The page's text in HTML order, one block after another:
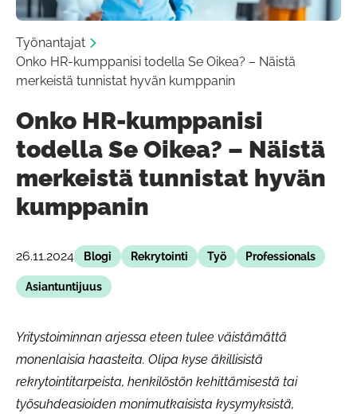
Työnantajat
Onko HR-kumppanisi todella Se Oikea? – Näistä
merkeistä tunnistat hyvän kumppanin
Onko HR-kumppanisi
todella Se Oikea? – Näistä
merkeistä tunnistat hyvän
kumppanin
26.11.2024 Blogi Rekrytointi Työ Professionals
Asiantuntijuus
Yritystoiminnan arjessa eteen tulee väistämättä
monenlaisia haasteita. Olipa kyse äkillisistä
rekrytointitarpeista, henkilöstön kehittämisestä tai
työsuhdeasioiden monimutkaisista kysymyksistä,